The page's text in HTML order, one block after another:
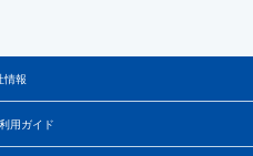
情報
用ガイド